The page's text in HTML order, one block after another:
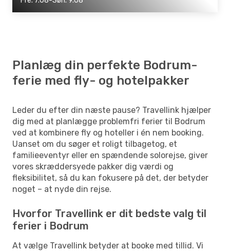
Planlæg din perfekte Bodrum-
ferie med fly- og hotelpakker
Leder du efter din næste pause? Travellink hjælper
dig med at planlægge problemfri ferier til Bodrum
ved at kombinere fly og hoteller i én nem booking.
Uanset om du søger et roligt tilbagetog, et
familieeventyr eller en spændende solorejse, giver
vores skræddersyede pakker dig værdi og
fleksibilitet, så du kan fokusere på det, der betyder
noget – at nyde din rejse.
Hvorfor Travellink er dit bedste valg til
ferier i Bodrum
At vælge Travellink betyder at booke med tillid. Vi